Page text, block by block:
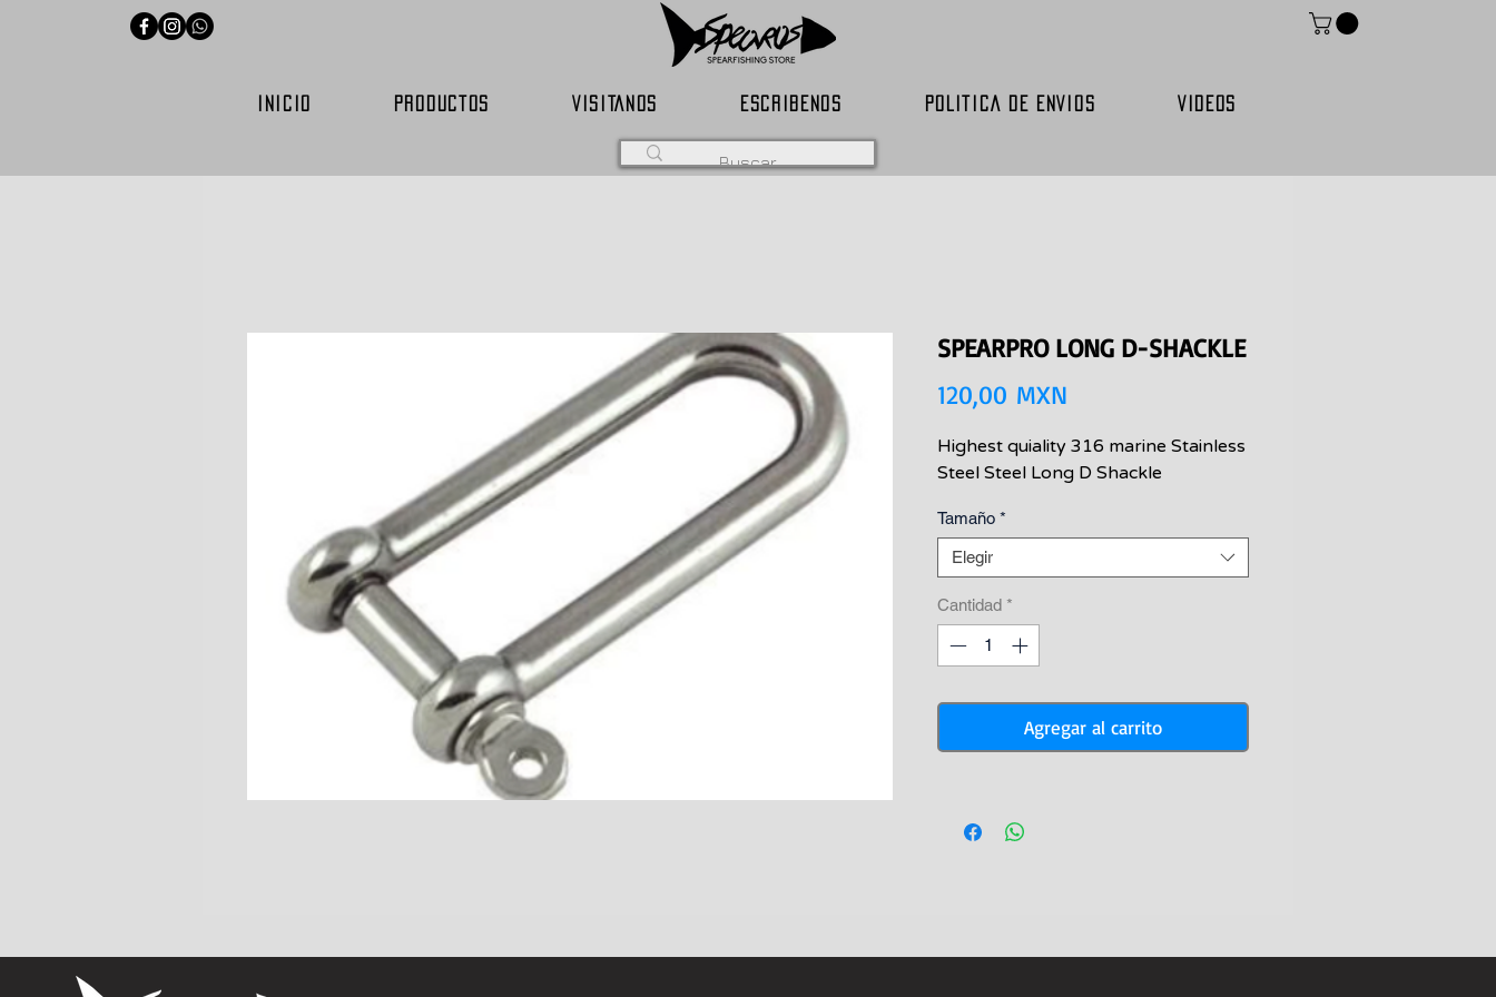
INICIO PRODUCTOS VISITANOS ESCRIBENOS POLITICA DE ENVIOS VIDEOS
SPEARPRO LONG D-SHACKLE
120,00 MXN
Highest quiality 316 marine Stainless
Steel Steel Long D Shackle
Tamaño *
Elegir
Cantidad *
Agregar al carrito